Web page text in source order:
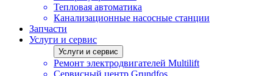
Тепловая автоматика
Канализационные насосные станции
Запчасти
Услуги и сервис
Услуги и сервис
Ремонт электродвигателей Multilift
Сервисный центр Grundfos